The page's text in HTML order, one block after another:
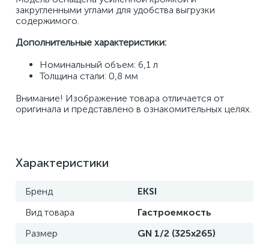
закругленными углами для удобства выгрузки
содержимого.
Дополнительные характеристики:
Номинальный объем: 6,1 л
Толщина стали: 0,8 мм
Внимание! Изображение товара отличается от
оригинала и представлено в ознакомительных целях.
Характеристики
Бренд
EKSI
Вид товара
Гастроемкость
Размер
GN 1/2 (325x265)